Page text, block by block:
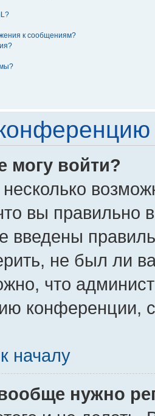
к сообщениям?
могу войти?
вы правильно
введены
не был ли
что
конференции,
началу
нужно